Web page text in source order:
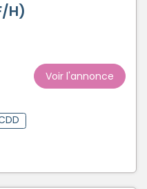
H)
Voir l'annonce